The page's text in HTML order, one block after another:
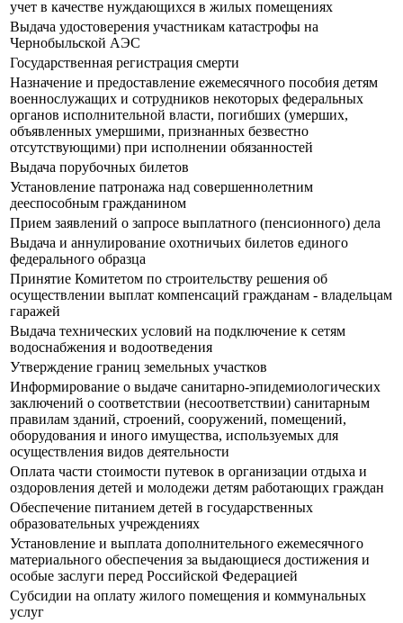
учет в качестве нуждающихся в жилых помещениях
Выдача удостоверения участникам катастрофы на
Чернобыльской АЭС
Государственная регистрация смерти
Назначение и предоставление ежемесячного пособия детям
военнослужащих и сотрудников некоторых федеральных
органов исполнительной власти, погибших (умерших,
объявленных умершими, признанных безвестно
отсутствующими) при исполнении обязанностей
Выдача порубочных билетов
Установление патронажа над совершеннолетним
дееспособным гражданином
Прием заявлений о запросе выплатного (пенсионного) дела
Выдача и аннулирование охотничьих билетов единого
федерального образца
Принятие Комитетом по строительству решения об
осуществлении выплат компенсаций гражданам - владельцам
гаражей
Выдача технических условий на подключение к сетям
водоснабжения и водоотведения
Утверждение границ земельных участков
Информирование о выдаче санитарно-эпидемиологических
заключений о соответствии (несоответствии) санитарным
правилам зданий, строений, сооружений, помещений,
оборудования и иного имущества, используемых для
осуществления видов деятельности
Оплата части стоимости путевок в организации отдыха и
оздоровления детей и молодежи детям работающих граждан
Обеспечение питанием детей в государственных
образовательных учреждениях
Установление и выплата дополнительного ежемесячного
материального обеспечения за выдающиеся достижения и
особые заслуги перед Российской Федерацией
Субсидии на оплату жилого помещения и коммунальных
услуг